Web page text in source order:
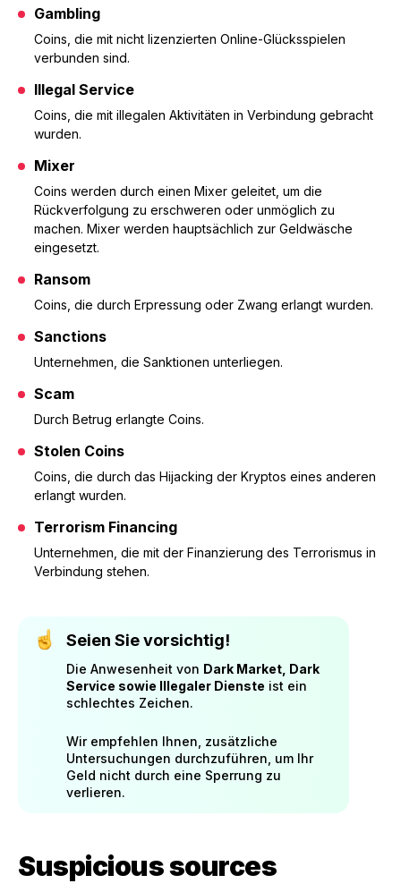
Gambling
Coins, die mit nicht lizenzierten Online-Glücksspielen
verbunden sind.
Illegal Service
Coins, die mit illegalen Aktivitäten in Verbindung gebracht
wurden.
Mixer
Coins werden durch einen Mixer geleitet, um die
Rückverfolgung zu erschweren oder unmöglich zu
machen. Mixer werden hauptsächlich zur Geldwäsche
eingesetzt.
Ransom
Coins, die durch Erpressung oder Zwang erlangt wurden.
Sanctions
Unternehmen, die Sanktionen unterliegen.
Scam
Durch Betrug erlangte Coins.
Stolen Coins
Coins, die durch das Hijacking der Kryptos eines anderen
erlangt wurden.
Terrorism Financing
Unternehmen, die mit der Finanzierung des Terrorismus in
Verbindung stehen.
Seien Sie vorsichtig!
Die Anwesenheit von Dark Market, Dark
Service sowie Illegaler Dienste ist ein
schlechtes Zeichen.
Wir empfehlen Ihnen, zusätzliche
Untersuchungen durchzuführen, um Ihr
Geld nicht durch eine Sperrung zu
verlieren.
Suspicious sources